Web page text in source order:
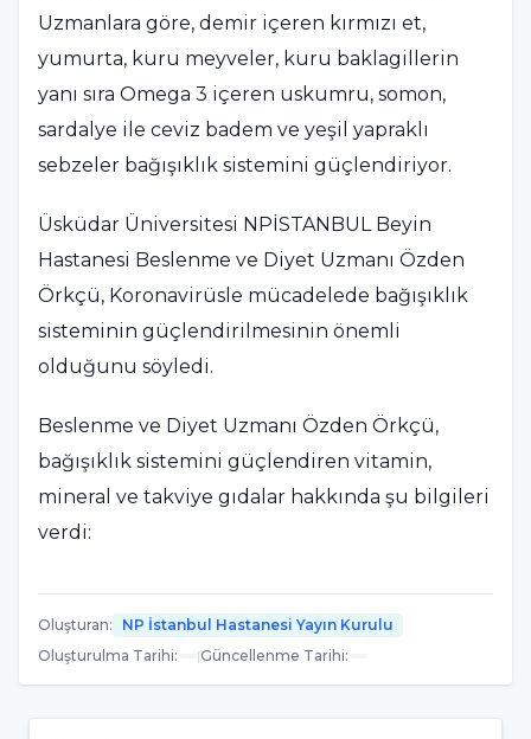
Uzmanlara göre, demir içeren kırmızı et,
yumurta, kuru meyveler, kuru baklagillerin
yanı sıra Omega 3 içeren uskumru, somon,
sardalye ile ceviz badem ve yeşil yapraklı
sebzeler bağışıklık sistemini güçlendiriyor.
Üsküdar Üniversitesi NPİSTANBUL Beyin
Hastanesi Beslenme ve Diyet Uzmanı Özden
Örkçü, Koronavirüsle mücadelede bağışıklık
sisteminin güçlendirilmesinin önemli
olduğunu söyledi.
Beslenme ve Diyet Uzmanı Özden Örkçü,
bağışıklık sistemini güçlendiren vitamin,
mineral ve takviye gıdalar hakkında şu bilgileri
verdi:
Demir:Eksikliğinde bağışıklık sistemini
güçsüz düşürür ve enfeksiyonlara duyarlılığı
artırır. Kırmızı et, yumurta, kuru meyveler,
Oluşturan:
NP İstanbul Hastanesi Yayın Kurulu
Oluşturulma Tarihi: |Güncellenme Tarihi: